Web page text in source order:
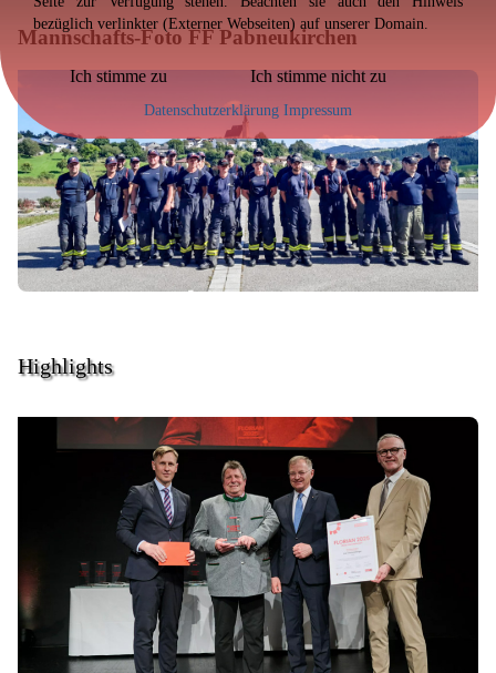
Mannschafts-Foto FF Pabneukirchen
Highlights
bezüglich verlinkter (Externer Webseiten) auf unserer Domain.
Ich stimme zu Ich stimme nicht zu
Datenschutzerklärung Impressum